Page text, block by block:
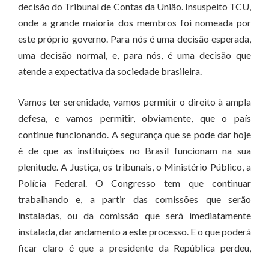
decisão do Tribunal de Contas da União. Insuspeito TCU,
onde a grande maioria dos membros foi nomeada por
este próprio governo. Para nós é uma decisão esperada,
uma decisão normal, e, para nós, é uma decisão que
atende a expectativa da sociedade brasileira.
Vamos ter serenidade, vamos permitir o direito à ampla
defesa, e vamos permitir, obviamente, que o país
continue funcionando. A segurança que se pode dar hoje
é de que as instituições no Brasil funcionam na sua
plenitude. A Justiça, os tribunais, o Ministério Público, a
Polícia Federal. O Congresso tem que continuar
trabalhando e, a partir das comissões que serão
instaladas, ou da comissão que será imediatamente
instalada, dar andamento a este processo. E o que poderá
ficar claro é que a presidente da República perdeu,